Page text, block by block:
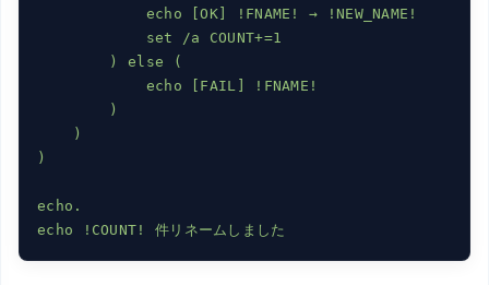
            echo [OK] !FNAME! → !NEW_NAME!
            set /a COUNT+=1
        ) else (
            echo [FAIL] !FNAME!
        )
    )
)
echo.